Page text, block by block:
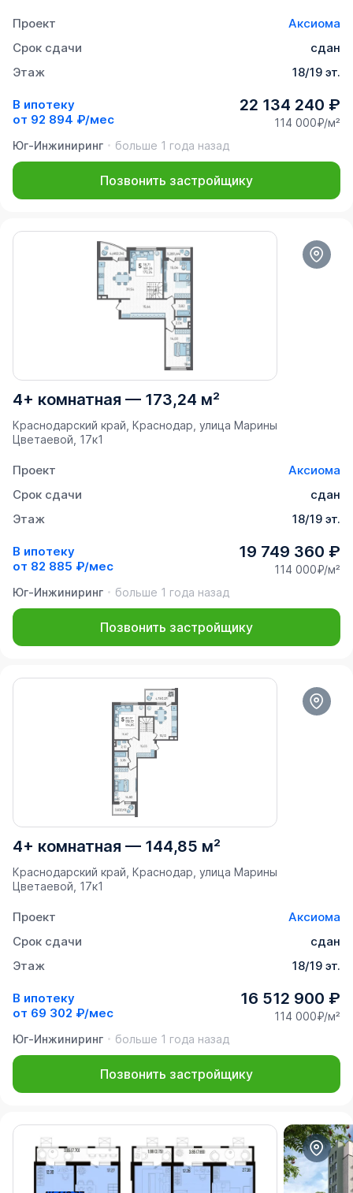
Проект
Аксиома
Срок сдачи
сдан
Этаж
18/19 эт.
В ипотеку
от 92 894 ₽/мес
22 134 240 ₽
114 000₽/м²
Юг-Инжиниринг
больше 1 года назад
Позвонить застройщику
4+ комнатная — 173,24 м²
Краснодарский край, Краснодар, улица Марины
Цветаевой, 17к1
Проект
Аксиома
Срок сдачи
сдан
Этаж
18/19 эт.
В ипотеку
от 82 885 ₽/мес
19 749 360 ₽
114 000₽/м²
Юг-Инжиниринг
больше 1 года назад
Позвонить застройщику
4+ комнатная — 144,85 м²
Краснодарский край, Краснодар, улица Марины
Цветаевой, 17к1
Проект
Аксиома
Срок сдачи
сдан
Этаж
18/19 эт.
В ипотеку
от 69 302 ₽/мес
16 512 900 ₽
114 000₽/м²
Юг-Инжиниринг
больше 1 года назад
Позвонить застройщику